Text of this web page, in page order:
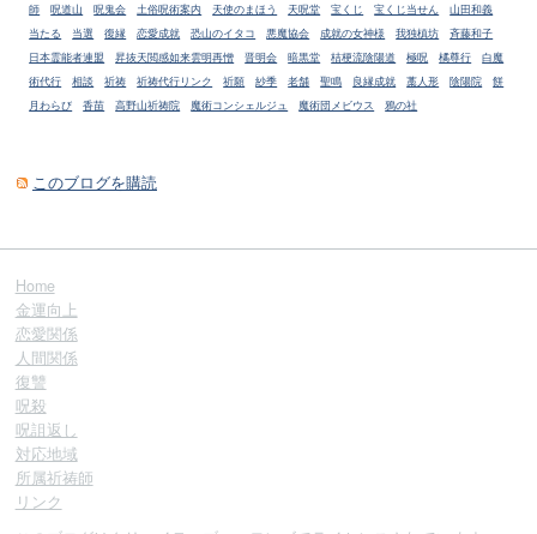
師
呪道山 呪鬼会 土俗呪術案内 天使のまほう 天呪堂 宝くじ 宝くじ当せん
山田和義
当たる
当選 復縁 恋愛成就 恐山のイタコ 悪魔協会 成就の女神様 我独槙坊
斉藤和子
日本霊能者連盟
昇抜天閲感如来雲明再憎 晋明会 暗黒堂 桔梗流陰陽道 極呪 橘尊行
白魔
術代行
相談 祈祷 祈祷代行リンク 祈願 紗季 老舗 聖鳴 良縁成就 藁人形 陰陽院
餅
月わらび
香苗 高野山祈祷院 魔術コンシェルジュ 魔術団メビウス 鴉の社
このブログを購読
Home
金運向上
恋愛関係
人間関係
復讐
呪殺
呪詛返し
対応地域
所属祈祷師
リンク